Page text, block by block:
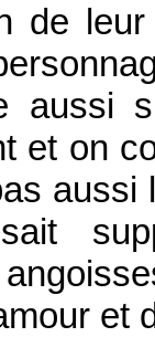
de
aussi
et on
aussi
et